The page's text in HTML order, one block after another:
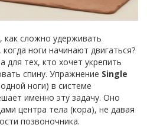
как сложно удерживать
ноги начинают двигаться?
для тех, кто хочет укрепить
спину. Упражнение Single
ноги) в системе
именно эту задачу. Оно
центра тела (кора), не давая
позвоночника.